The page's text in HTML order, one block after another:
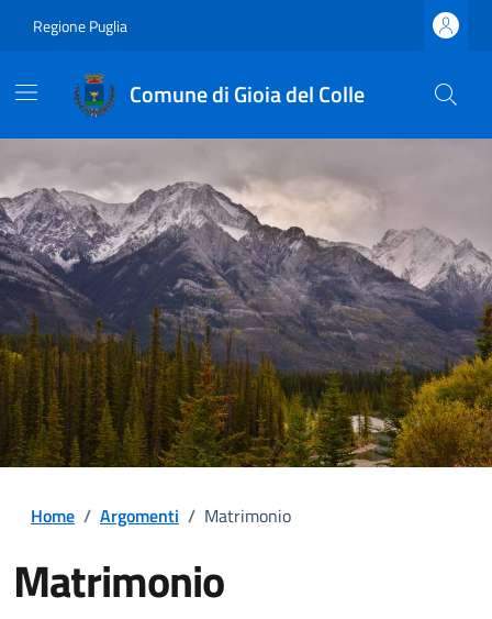
Regione Puglia
Comune di Gioia del Colle
Home / Argomenti / Matrimonio
Matrimonio